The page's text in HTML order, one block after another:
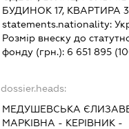
БУДИНОК 17, КВАРТИРА
statements.nationality:
Розмір внеску до
фонду (грн.): 6 651 895
dossier.heads:
МЕДУШЕВСЬКА
МАРКІВНА - КЕРІВНИК -